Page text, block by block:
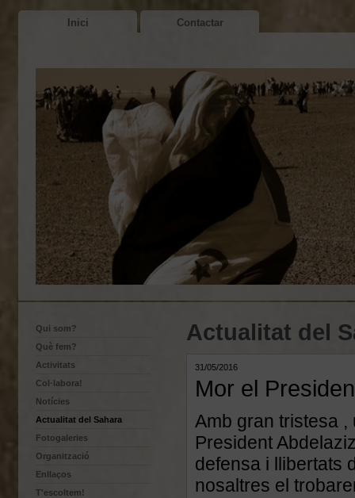
Inici Contactar
Qui som?
Què fem?
Activitats
Col·labora!
Notícies
Actualitat del Sahara
Fotogaleries
Organització
Enllaços
T'escoltem!
Actualitat del
31/05/2016
Mor el
Amb gran tristesa ,
President
defensa i llibertats
nosaltres el